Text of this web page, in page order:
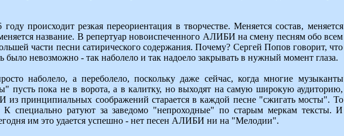
происходит резкая переориентация в творчестве. Меняется состав, меняется
название. В репертуар новоиспеченного АЛИБИ на смену песням обо всем
части песни сатирического содержания. Почему? Сергей Попов говорит, что
было невозможно - так наболело и так надоело закрывать в нужный момент глаза.
наболело, а переболело, поскольку даже сейчас, когда многие музыканты
пусть пока не в ворота, а в калитку, но выходят на самую широкую аудиторию,
принципиальных соображений старается в каждой песне "сжигать мосты". То
специально ратуют за заведомо "непроходные" по старым меркам тексты. И
им это удается успешно - нет песен АЛИБИ ни на "Мелодии".